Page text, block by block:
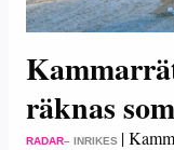
räknas
RADAR– INRIKES |